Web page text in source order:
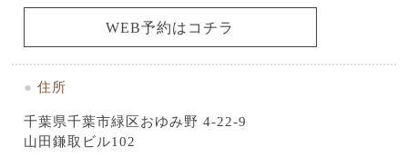
WEB予約はコチラ
● 住所
千葉県千葉市緑区おゆみ野 4-22-9
山田鎌取ビル102